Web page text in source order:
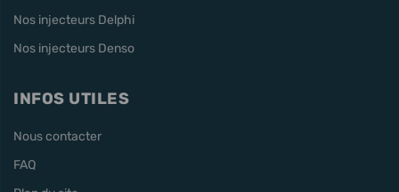
Nos injecteurs Delphi
Nos injecteurs Denso
INFOS UTILES
Nous contacter
FAQ